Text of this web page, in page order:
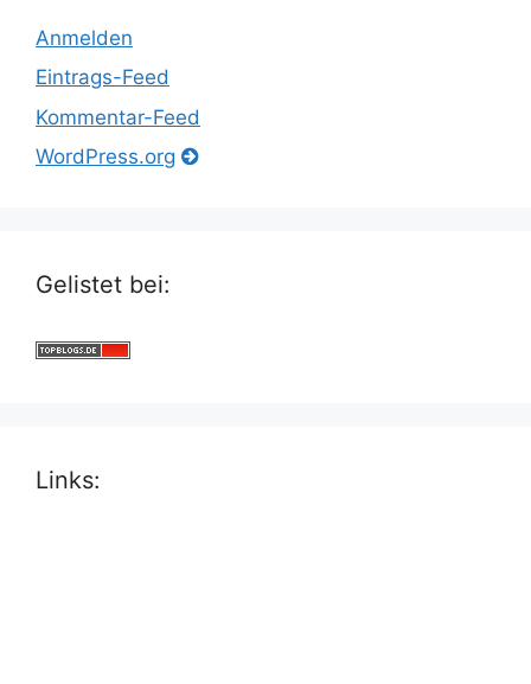
Anmelden
Eintrags-Feed
Kommentar-Feed
WordPress.org
Gelistet bei:
Links: